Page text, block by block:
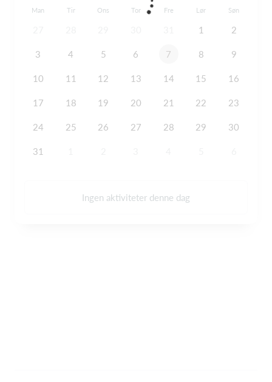
Man Tir Ons Tor Fre Lør Søn
1 2
3 4 5 6 7 8 9
10 11 12 13 14 15 16
17 18 19 20 21 22 23
24 25 26 27 28 29 30
31
Ingen aktiviteter denne dag